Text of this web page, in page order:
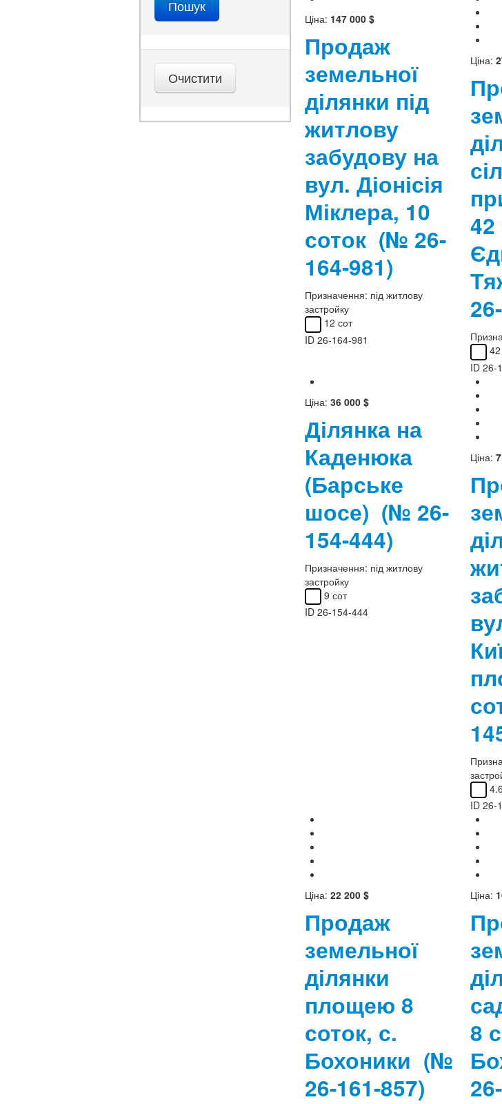
Ціна: 147 000 $
Продаж
земельної
ділянки під
житлову
забудову на
вул. Діонісія
Міклера, 10
соток (№ 26-
164-981)
Призначення: під житлову
застройку
12 сот
ID 26-164-981
Ціна:
42
ID 26-
Ціна: 36 000 $
Ділянка на
Каденюка
(Барське
шосе) (№ 26-
154-444)
Призначення: під житлову
застройку
9 сот
ID 26-154-444
Ціна:
ID 26-
Ціна: 22 200 $
Продаж
земельної
ділянки
площею 8
соток, с.
Бохоники (№
26-161-857)
Ціна:
8